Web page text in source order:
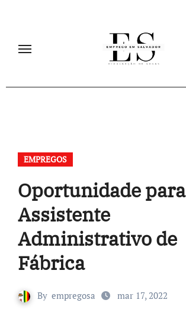
EMPREGOS
Oportunidade para
Assistente
Administrativo de
Fábrica
By empregosa mar 17, 2022